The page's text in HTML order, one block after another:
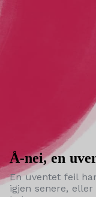
Å-nei, en
En uventet feil
igjen senere,